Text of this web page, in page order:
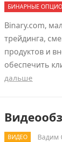
БИНАРНЫЕ
Binary.com,
трейдинга,
продуктов и
обеспечить
дальше
ВИДЕО Вадим